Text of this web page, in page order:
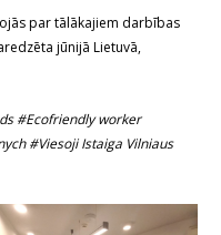
par tālākajiem darbības
jūnijā Lietuvā,
#Ecofriendly worker
#Viesoji Istaiga Vilniaus